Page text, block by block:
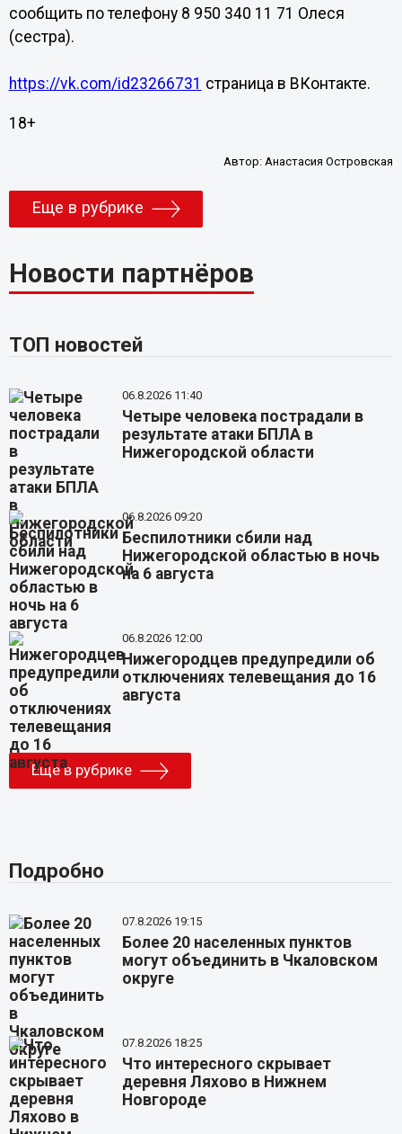
сообщить по телефону 8 950 340 11 71 Олеся
(сестра).
https://vk.com/id23266731 страница в ВКонтакте.
18+
Автор:Анастасия Островская
Еще в рубрике
Новости партнёров
ТОП новостей
06.8.2026 11:40
Четыре человека пострадали в
результате атаки БПЛА в
Нижегородской области
06.8.2026 09:20
Беспилотники сбили над
Нижегородской областью в ночь
на 6 августа
06.8.2026 12:00
Нижегородцев предупредили об
отключениях телевещания до 16
августа
Еще в рубрике
Подробно
07.8.2026 19:15
Более 20 населенных пунктов
могут объединить в Чкаловском
округе
07.8.2026 18:25
Что интересного скрывает
деревня Ляхово в Нижнем
Новгороде